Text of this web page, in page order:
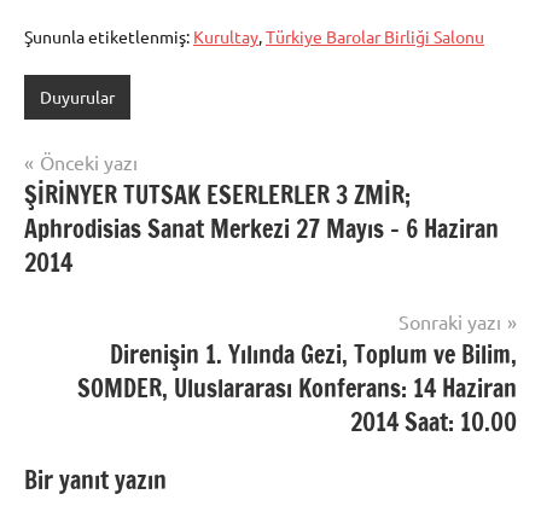
Şununla etiketlenmiş: Kurultay,Türkiye Barolar Birliği Salonu
Duyurular
Yazı
gezinmesi
Önceki yazı
ŞİRİNYER TUTSAK ESERLERLER 3 ZMİR;
Aphrodisias Sanat Merkezi 27 Mayıs – 6 Haziran
2014
Sonraki yazı
Direnişin 1. Yılında Gezi, Toplum ve Bilim,
SOMDER, Uluslararası Konferans: 14 Haziran
2014 Saat: 10.00
Bir yanıt yazın